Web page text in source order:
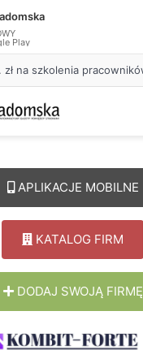
APLIKACJE MOBILNE
KATALOG FIRM
DODAJ SWOJĄ FIRMĘ
Play